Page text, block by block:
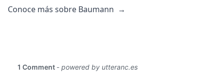
Conoce más sobre Baumann →